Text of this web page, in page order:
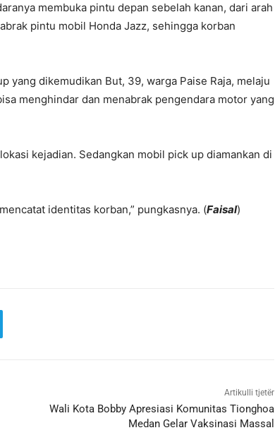
membuka pintu depan sebelah kanan, dari arah
pintu mobil Honda Jazz, sehingga korban
yang dikemudikan But, 39, warga Paise Raja, melaju
menghindar dan menabrak pengendara motor yang
kejadian. Sedangkan mobil pick up diamankan di
identitas korban,” pungkasnya. (Faisal)
Artikulli tjetër
Wali Kota Bobby Apresiasi Komunitas Tionghoa
Medan Gelar Vaksinasi Massal